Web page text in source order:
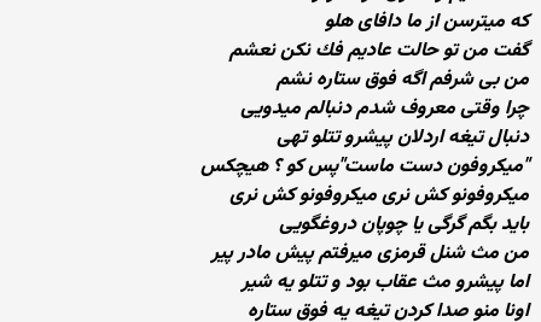
كه میترسن از ما دافای هلو
گفت من تو حالت عادیم فك نكن نعشم
من بی شرفم اگه فوق ستاره نشم
چرا وقتی معروف شدم دنبالم میدویی
دنبال تیغه اردلان پیشرو تتلو تهی
"میكروفون دست ماست"پس كو ؟ هیچكس
میكروفونو كش نری میكروفونو كش نری
باید بگم گرگی یا چوپان دروغگویی
من مث شنل قرمزی میرفتم پیش مادر پیر
اما پیشرو مث عقاب بود و تتلو یه شیر
اونا منو صدا كردن تیغه یه فوق ستاره